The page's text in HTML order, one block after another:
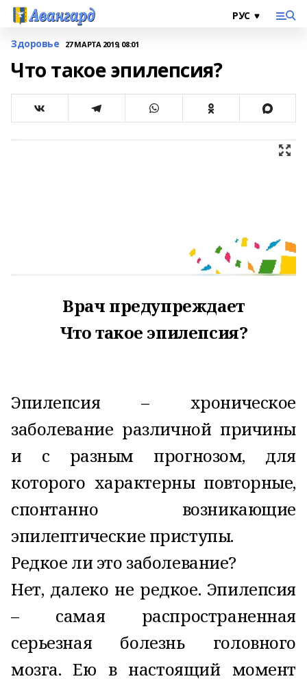
Здоровье 27 МАРТА 2019, 08:01
Что такое эпилепсия?
Врач предупреждает
Что такое эпилепсия?
Эпилепсия – хроническое
заболевание различной причины
и с разным прогнозом, для
которого характерны повторные,
спонтанно возникающие
эпилептические приступы.
Редкое ли это заболевание?
Нет, далеко не редкое. Эпилепсия
– самая распространенная
серьезная болезнь головного
мозга. Ею в настоящий момент